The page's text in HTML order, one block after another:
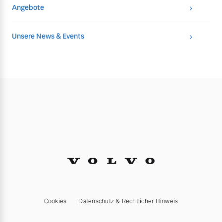
Angebote
Unsere News & Events
Cookies Datenschutz & Rechtlicher Hinweis